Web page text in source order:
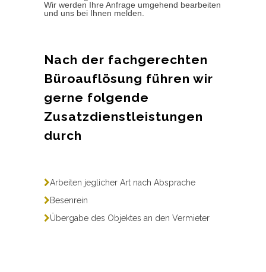
Wir werden Ihre Anfrage umgehend bearbeiten
und uns bei Ihnen melden.
Nach der fachgerechten
Büroauflösung führen wir
gerne folgende
Zusatzdienstleistungen
durch
Arbeiten jeglicher Art nach Absprache
Besenrein
Übergabe des Objektes an den Vermieter